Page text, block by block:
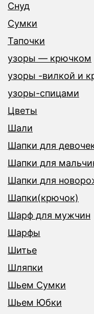
Снуд
Сумки
Тапочки
узоры — крючком
узоры -вилкой и
узоры-спицами
Цветы
Шали
Шапки для
Шапки для
Шапки для
Шапки(крючок)
Шарф для мужчин
Шарфы
Шитье
Шляпки
Шьем Сумки
Шьем Юбки